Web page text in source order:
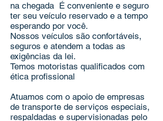
na chegada É conveniente e seguro
ter seu veículo reservado e a tempo
esperando por você.
Nossos veículos são confortáveis,
seguros e atendem a todas as
exigências da lei.
Temos motoristas qualificados com
ética profissional
Atuamos com o apoio de empresas
de transporte de serviços especiais,
respaldadas e supervisionadas pelo